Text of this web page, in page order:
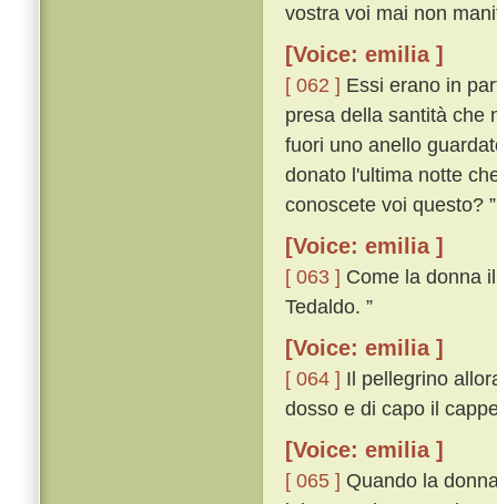
vostra voi mai non
[Voice: emilia ]
[ 062 ] Essi erano in
presa della santità che
fuori uno anello
donato l'ultima notte
conoscete voi questo? ”
[Voice: emilia ]
[ 063 ] Come la donna
Tedaldo. ”
[Voice: emilia ]
[ 064 ] Il pellegrino
dosso e di capo il
[Voice: emilia ]
[ 065 ] Quando la